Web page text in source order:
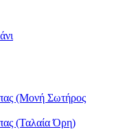
(Μονή Σωτήρος
(Ταλαία Όρη)